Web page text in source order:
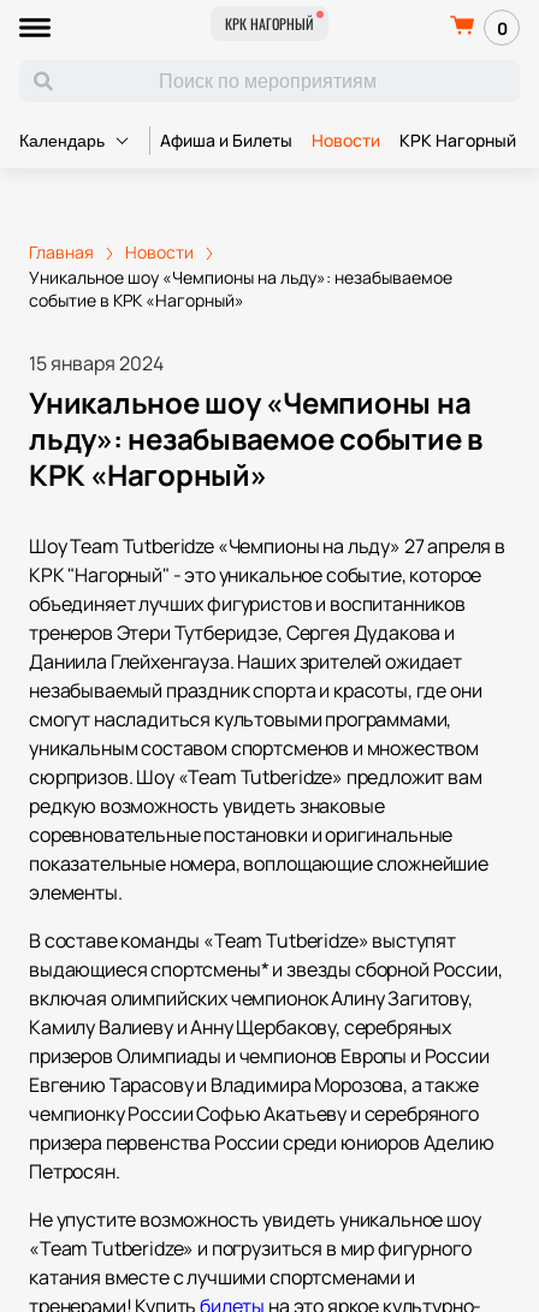
КРК НАГОРНЫЙ 0
Календарь Афиша и Билеты Новости КРК Нагорный
Главная
Новости
Уникальное шоу «Чемпионы на льду»: незабываемое
событие в КРК «Нагорный»
15 января 2024
Уникальное шоу «Чемпионы на
льду»: незабываемое событие в
КРК «Нагорный»
Шоу Team Tutberidze «Чемпионы на льду» 27 апреля в
КРК "Нагорный" - это уникальное событие, которое
объединяет лучших фигуристов и воспитанников
тренеров Этери Тутберидзе, Сергея Дудакова и
Даниила Глейхенгауза. Наших зрителей ожидает
незабываемый праздник спорта и красоты, где они
смогут насладиться культовыми программами,
уникальным составом спортсменов и множеством
сюрпризов. Шоу «Team Tutberidze» предложит вам
редкую возможность увидеть знаковые
соревновательные постановки и оригинальные
показательные номера, воплощающие сложнейшие
элементы.
В составе команды «Team Tutberidze» выступят
выдающиеся спортсмены* и звезды сборной России,
включая олимпийских чемпионок Алину Загитову,
Камилу Валиеву и Анну Щербакову, серебряных
призеров Олимпиады и чемпионов Европы и России
Евгению Тарасову и Владимира Морозова, а также
чемпионку России Софью Акатьеву и серебряного
призера первенства России среди юниоров Аделию
Петросян.
Не упустите возможность увидеть уникальное шоу
«Team Tutberidze» и погрузиться в мир фигурного
катания вместе с лучшими спортсменами и
тренерами! Купитьбилеты на это яркое культурно-